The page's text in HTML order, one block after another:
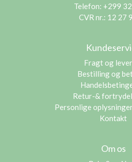
Telefon: +299
CVR nr.: 12 27
Fragt og
Bestilling og
Retur-&
Personlige
Kontakt
Om os